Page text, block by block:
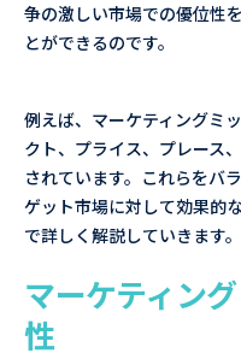
争の激しい市場での優位性
とができるのです。
例えば、マーケティングミ
クト、プライス、プレース
されています。これらをバ
ゲット市場に対して効果的
で詳しく解説していきます。
マーケティン
性